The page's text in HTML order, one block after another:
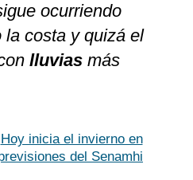
ocurriendo
la costa y quizá el
lluvias más
Hoy inicia el invierno en
del Senamhi